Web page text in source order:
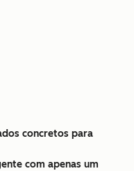
concretos para
com apenas um